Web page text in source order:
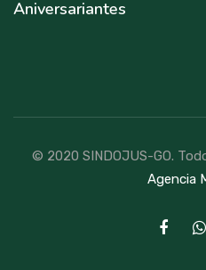
Aniversariantes
© 2020 SINDOJUS-GO.
Agencia